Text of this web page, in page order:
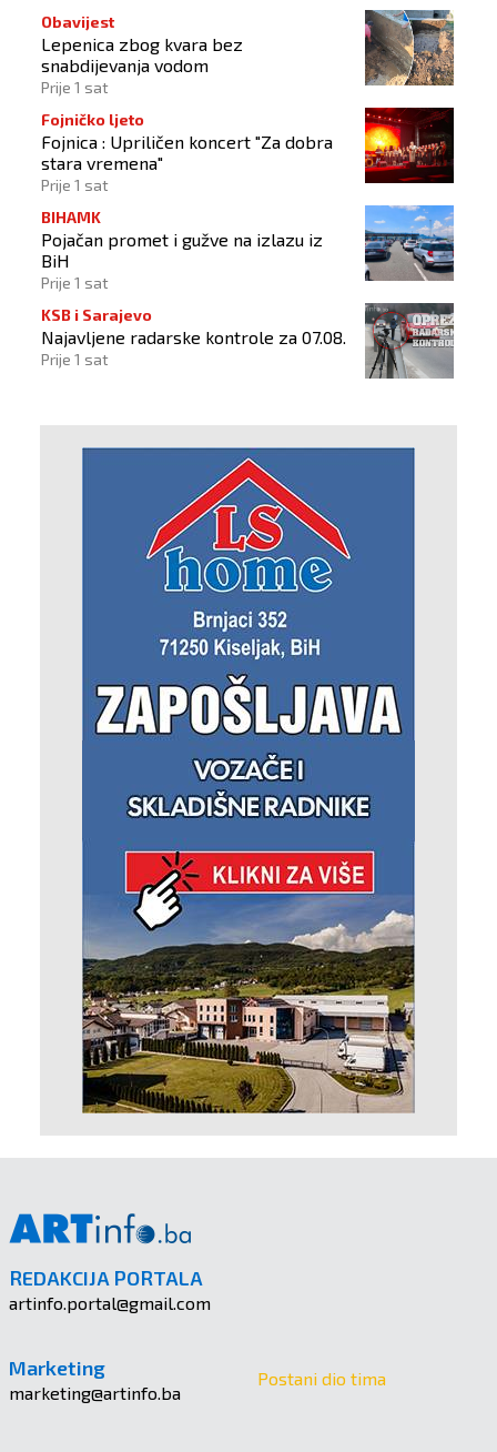
Obavijest
Lepenica zbog kvara bez
snabdijevanja vodom
Prije 1 sat
Fojničko ljeto
Fojnica : Upriličen koncert "Za dobra
stara vremena"
Prije 1 sat
BIHAMK
Pojačan promet i gužve na izlazu iz
BiH
Prije 1 sat
KSB i Sarajevo
Najavljene radarske kontrole za 07.08.
Prije 1 sat
REDAKCIJA PORTALA
artinfo.portal@gmail.com
Marketing
marketing@artinfo.ba
Postani dio tima